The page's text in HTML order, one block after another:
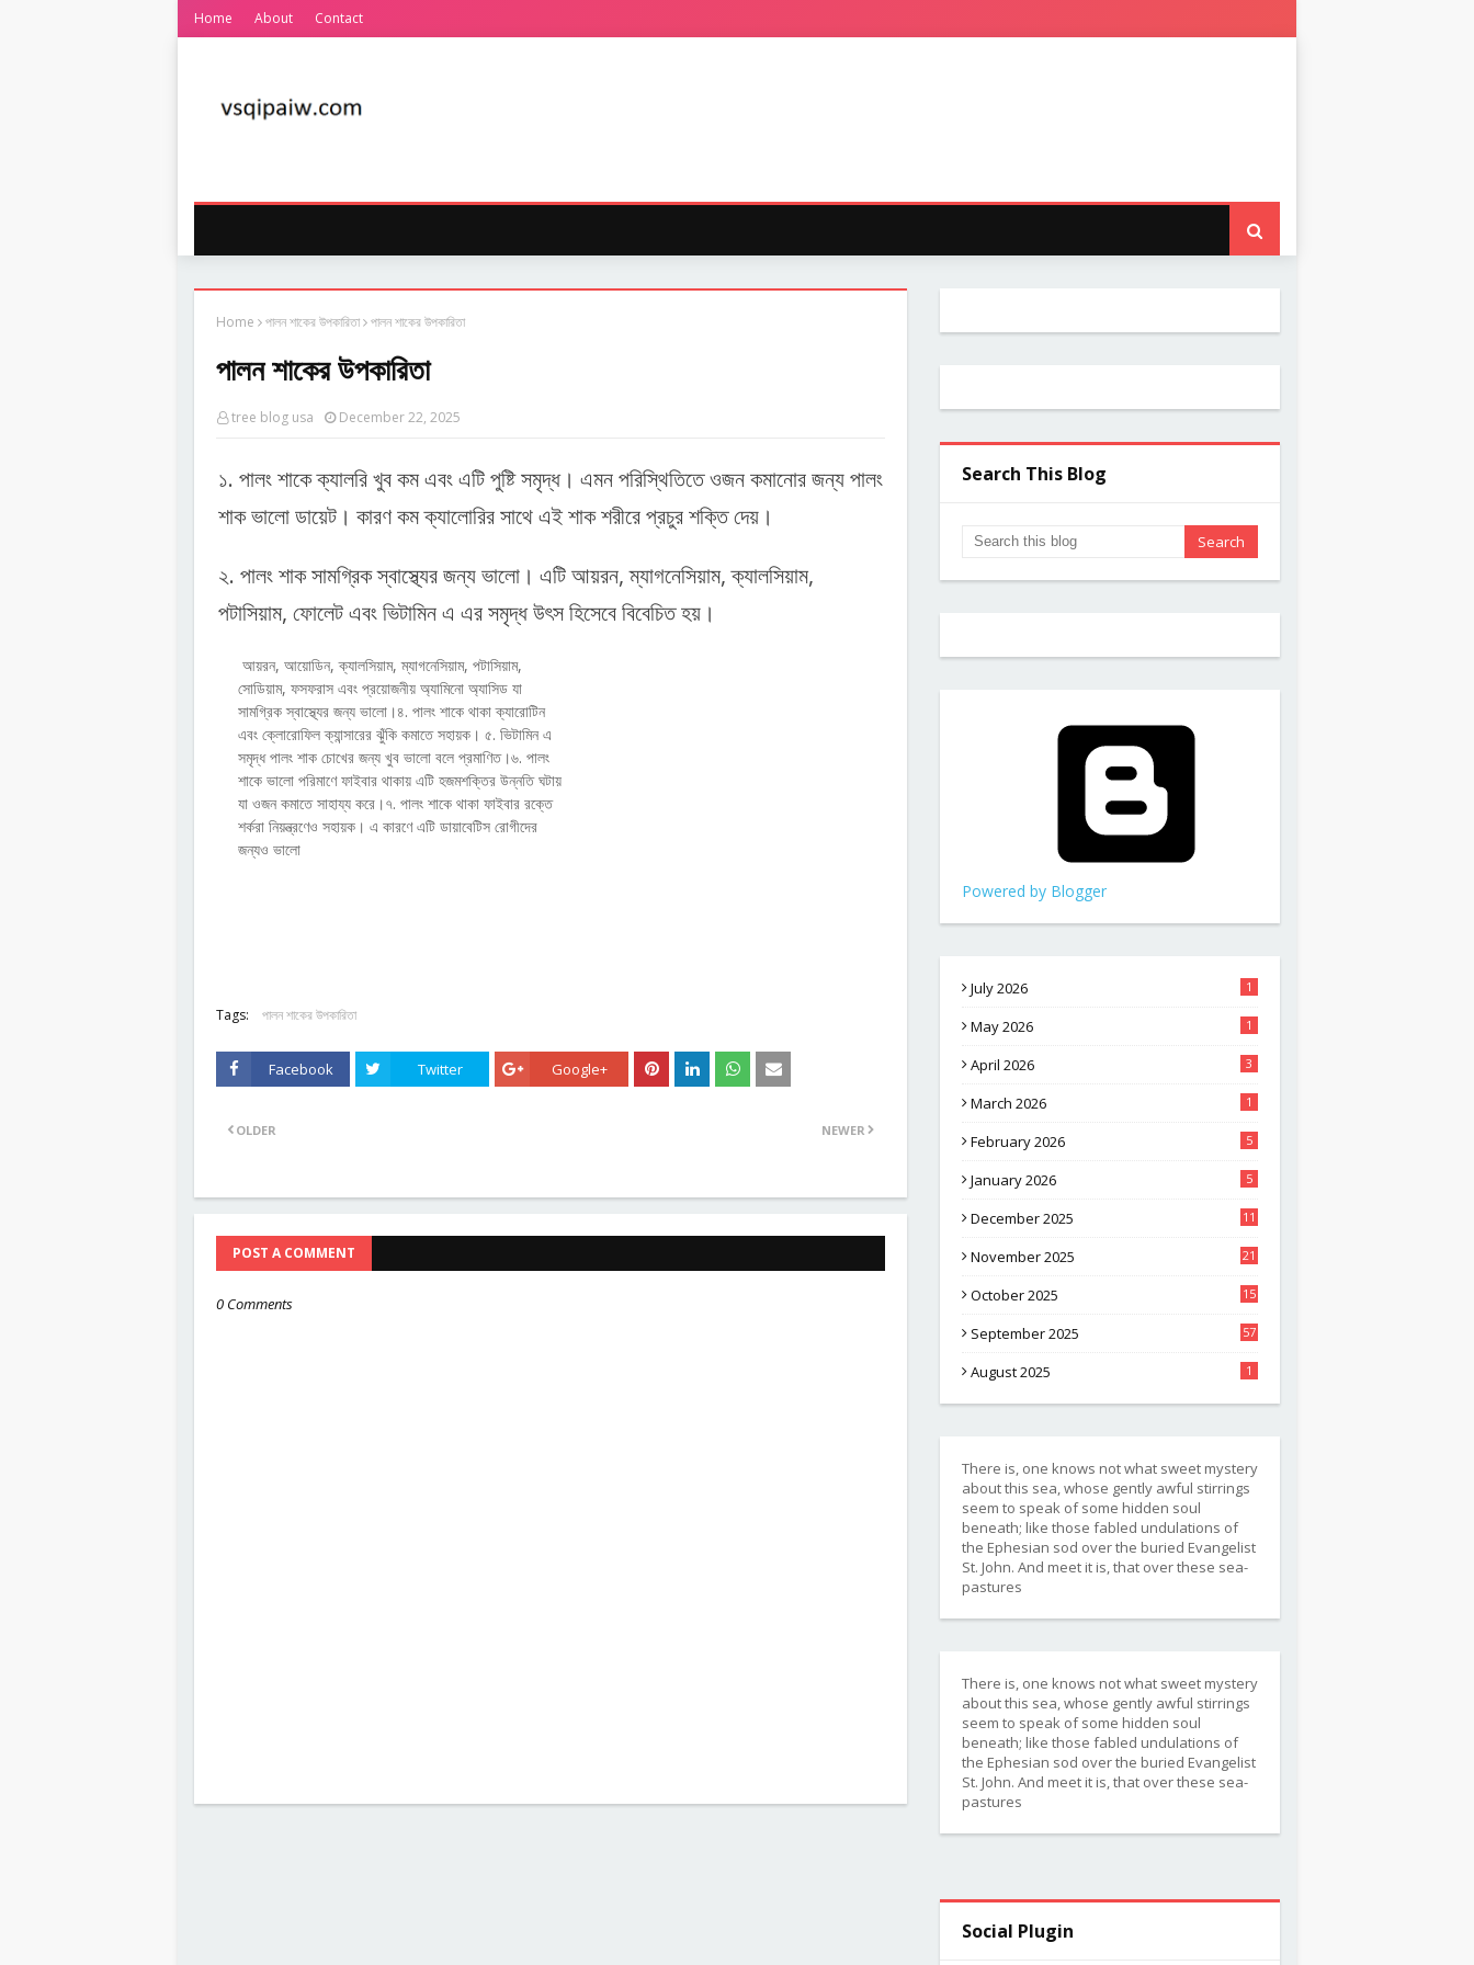
Home About Contact
Home পালন শাকের উপকারিতা পালন শাকের উপকারিতা
পালন শাকের উপকারিতা
tree blog usa December 22, 2025
১. পালং শাকে ক্যালরি খুব কম এবং এটি পুষ্টি সমৃদ্ধ। এমন পরিস্থিতিতে ওজন কমানোর জন্য পালং
শাক ভালো ডায়েট। কারণ কম ক্যালোরির সাথে এই শাক শরীরে প্রচুর শক্তি দেয়।
২. পালং শাক সামগ্রিক স্বাস্থ্যের জন্য ভালো। এটি আয়রন, ম্যাগনেসিয়াম, ক্যালসিয়াম,
পটাসিয়াম, ফোলেট এবং ভিটামিন এ এর সমৃদ্ধ উৎস হিসেবে বিবেচিত হয়।
আয়রন, আয়োডিন, ক্যালসিয়াম, ম্যাগনেসিয়াম, পটাসিয়াম,
সোডিয়াম, ফসফরাস এবং প্রয়োজনীয় অ্যামিনো অ্যাসিড যা
সামগ্রিক স্বাস্থ্যের জন্য ভালো।৪. পালং শাকে থাকা ক্যারোটিন
এবং ক্লোরোফিল ক্যান্সারের ঝুঁকি কমাতে সহায়ক। ৫. ভিটামিন এ
সমৃদ্ধ পালং শাক চোখের জন্য খুব ভালো বলে প্রমাণিত।৬. পালং
শাকে ভালো পরিমাণে ফাইবার থাকায় এটি হজমশক্তির উন্নতি ঘটায়
যা ওজন কমাতে সাহায্য করে।৭. পালং শাকে থাকা ফাইবার রক্তে
শর্করা নিয়ন্ত্রণেও সহায়ক। এ কারণে এটি ডায়াবেটিস রোগীদের
জন্যও ভালো
Tags: পালন শাকের উপকারিতা
Facebook Twitter Google+
NEWER
OLDER
POST A COMMENT
0 Comments
Search This Blog
Powered by Blogger
July 2026 1
May 2026 1
April 2026 3
March 2026 1
February 2026 5
January 2026 5
December 2025 11
November 2025 21
October 2025 15
September 2025 57
August 2025 1
There is, one knows not what sweet mystery
about this sea, whose gently awful stirrings
seem to speak of some hidden soul
beneath; like those fabled undulations of
the Ephesian sod over the buried Evangelist
St. John. And meet it is, that over these sea-
pastures
There is, one knows not what sweet mystery
about this sea, whose gently awful stirrings
seem to speak of some hidden soul
beneath; like those fabled undulations of
the Ephesian sod over the buried Evangelist
St. John. And meet it is, that over these sea-
pastures
Social Plugin